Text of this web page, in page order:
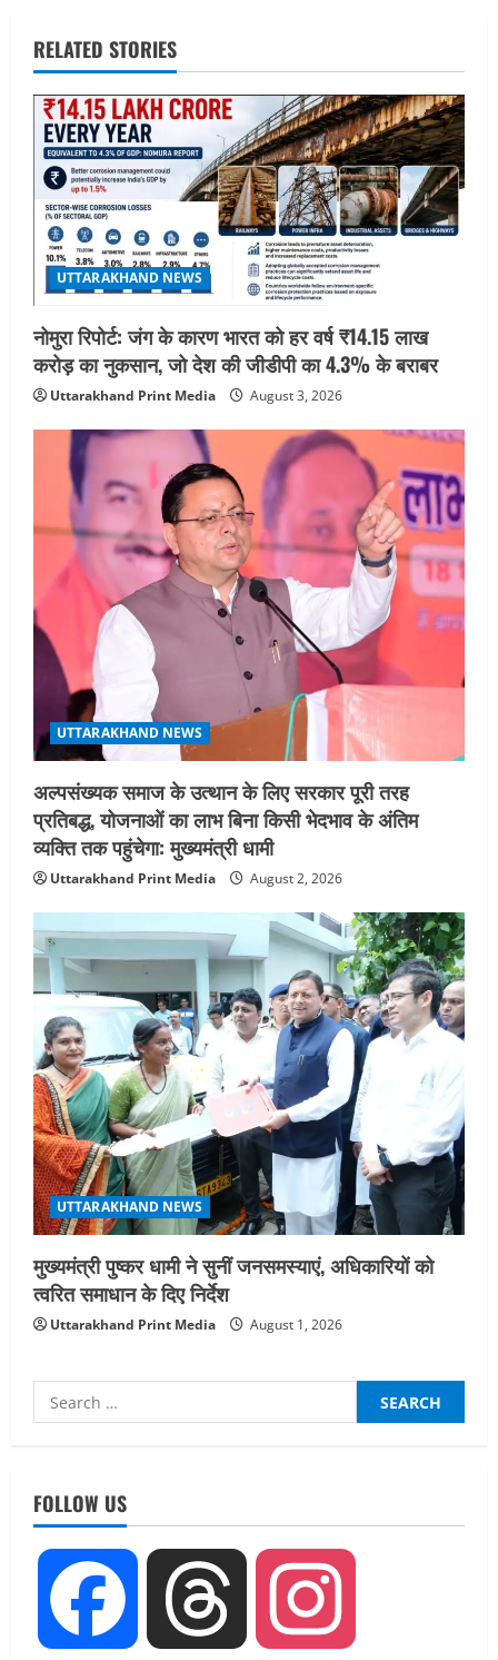
v
i
g
a
i
o
n
RELATED STORIES
UTTARAKHAND NEWS
नोमुरा रिपोर्ट: जंग के कारण भारत को हर वर्ष ₹14.15 लाख
करोड़ का नुकसान, जो देश की जीडीपी का 4.3% के बराबर
Uttarakhand Print Media August 3, 2026
UTTARAKHAND NEWS
अल्पसंख्यक समाज के उत्थान के लिए सरकार पूरी तरह
प्रतिबद्ध, योजनाओं का लाभ बिना किसी भेदभाव के अंतिम
व्यक्ति तक पहुंचेगा: मुख्यमंत्री धामी
Uttarakhand Print Media August 2, 2026
UTTARAKHAND NEWS
मुख्यमंत्री पुष्कर धामी ने सुनीं जनसमस्याएं, अधिकारियों को
त्वरित समाधान के दिए निर्देश
Uttarakhand Print Media August 1, 2026
Search
for:
FOLLOW US
Facebook Threads
UTTARAKHAND NEWS
नोमुरा रिपोर्ट: जंग के कारण भारत को हर वर्ष
₹14.15 लाख करोड़ का नुकसान, जो देश की